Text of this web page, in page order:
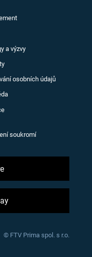
a výzvy
osobních údajů
soukromí
© FTV Prima spol. s r.o.